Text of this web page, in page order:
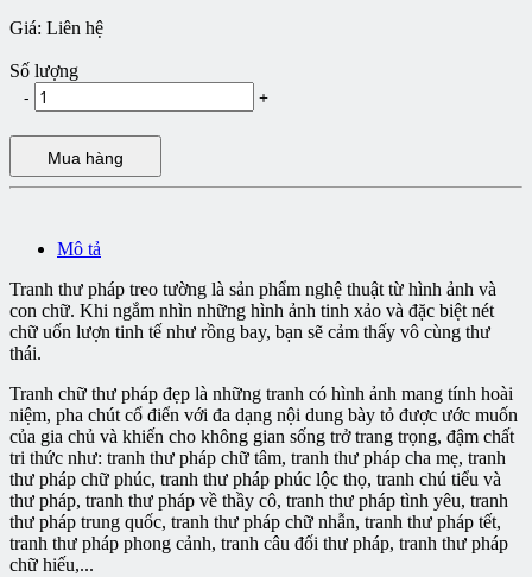
Giá: Liên hệ
Số lượng
- +
Mua hàng
Mô tả
Tranh thư pháp treo tường là sản phẩm nghệ thuật từ hình ảnh và
con chữ. Khi ngắm nhìn những hình ảnh tinh xảo và đặc biệt nét
chữ uốn lượn tinh tế như rồng bay, bạn sẽ cảm thấy vô cùng thư
thái.
Tranh chữ thư pháp đẹp là những tranh có hình ảnh mang tính hoài
niệm, pha chút cổ điển với đa dạng nội dung bày tỏ được ước muốn
của gia chủ và khiến cho không gian sống trở trang trọng, đậm chất
tri thức như: tranh thư pháp chữ tâm, tranh thư pháp cha mẹ, tranh
thư pháp chữ phúc, tranh thư pháp phúc lộc thọ, tranh chú tiểu và
thư pháp, tranh thư pháp về thầy cô, tranh thư pháp tình yêu, tranh
thư pháp trung quốc, tranh thư pháp chữ nhẫn, tranh thư pháp tết,
tranh thư pháp phong cảnh, tranh câu đối thư pháp, tranh thư pháp
chữ hiếu,...